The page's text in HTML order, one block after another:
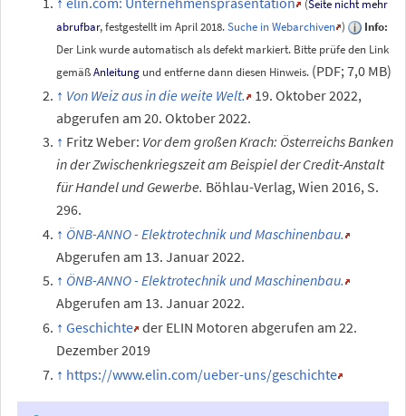
(Seite nicht mehr
abrufbar, festgestellt im April 2018.Suche in Webarchiven )
Info:
Der Link wurde automatisch als defekt markiert. Bitte prüfe den Link
gemäßAnleitung und entferne dann diesen Hinweis. (PDF; 7,0 MB)
Von Weiz aus in die weite Welt.
19. Oktober 2022,
abgerufen am 20. Oktober 2022.
Fritz Weber: Vor dem großen Krach: Österreichs Banken
in der Zwischenkriegszeit am Beispiel der Credit-Anstalt
für Handel und Gewerbe. Böhlau-Verlag, Wien 2016, S.
296.
ÖNB-ANNO - Elektrotechnik und Maschinenbau.
Abgerufen am 13. Januar 2022.
ÖNB-ANNO - Elektrotechnik und Maschinenbau.
Abgerufen am 13. Januar 2022.
Geschichte der ELIN Motoren abgerufen am 22.
Dezember 2019
https://www.elin.com/ueber-uns/geschichte